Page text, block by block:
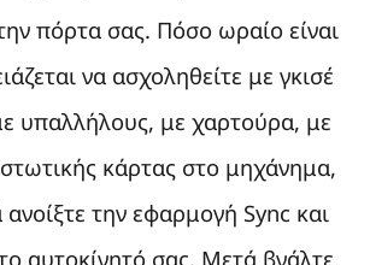
πόρτα σας. Πόσο ωραίο είναι
να ασχοληθείτε με γκισέ
υπαλλήλους, με χαρτούρα, με
κάρτας στο μηχάνημα,
την εφαρμογή Sync και
αυτοκίνητό σας. Μετά βγάλτε